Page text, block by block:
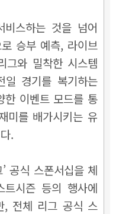
비스하는 것을 넘어
승부 예측, 라이브
와 밀착한 시스템
경기를 복기하는
한 이벤트 모드를 통
미를 배가시키는 유
.
공식 스폰서십을 체
트시즌 등의 행사에
, 전체 리그 공식 스